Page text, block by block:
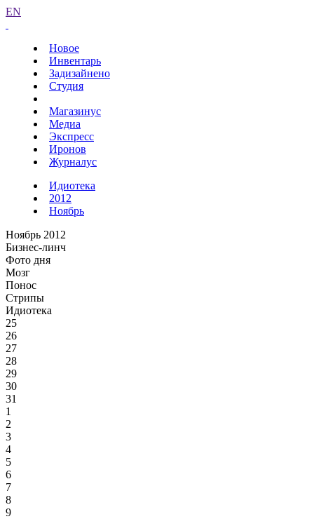
EN
Новое
Инвентарь
Задизайнено
Студия
Магазинус
Медиа
Экспресс
Иронов
Журналус
Идиотека
2012
Ноябрь
Ноябрь 2012
Бизнес-линч
Фото дня
Мозг
Понос
Стрипы
Идиотека
25
26
27
28
29
30
31
1
2
3
4
5
6
7
8
9